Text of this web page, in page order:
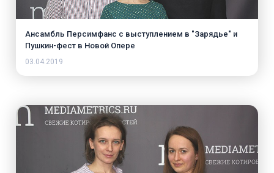
Ансамбль Персимфанс с выступлением в "Зарядье" и
Пушкин-фест в Новой Опере
03.04.2019